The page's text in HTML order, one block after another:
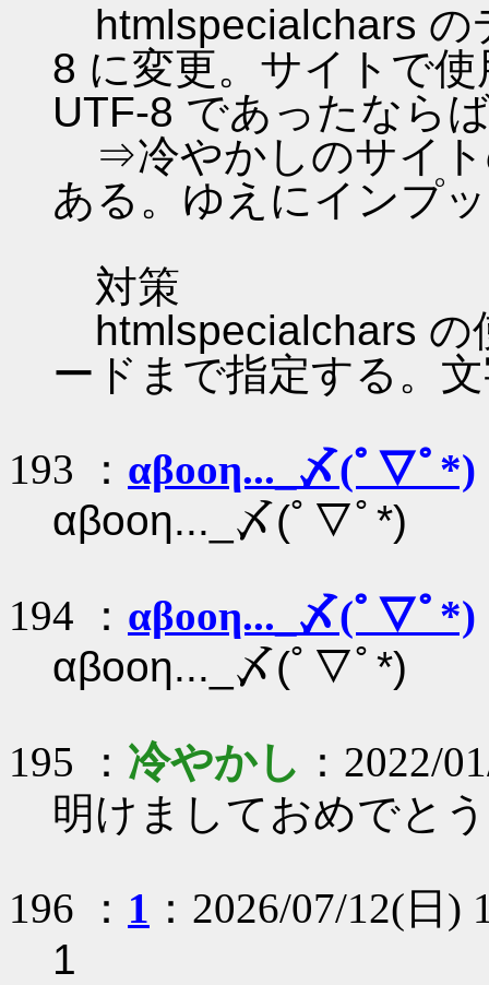
htmlspecialchars の
8 に変更。サイトで
UTF-8 であったなら
⇒冷やかしのサイト
ある。ゆえにインプ
対策
htmlspecialchars の
ードまで指定する。
193 ： αβοοη..._〆(ﾟ▽ﾟ*)
αβοοη..._〆(ﾟ▽ﾟ*)
194 ： αβοοη..._〆(ﾟ▽ﾟ*)
αβοοη..._〆(ﾟ▽ﾟ*)
195 ： 冷やかし ：2022/
明けましておめでと
196 ： 1 ：2026/07/12(日)
1